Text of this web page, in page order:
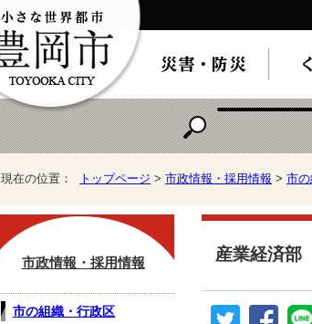
現在の位置： トップページ > 市政情報・採用情報 > 市
産業経済部
市政情報・採用情報
市の組織・行政区